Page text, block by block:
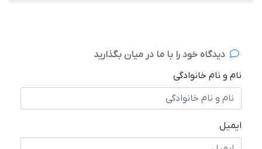
دیدگاه خود را با ما در میان بگذارید
نام و نام خانوادگی
ایمیل